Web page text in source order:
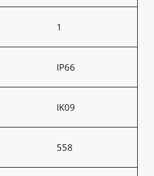
1
IP66
IK09
558